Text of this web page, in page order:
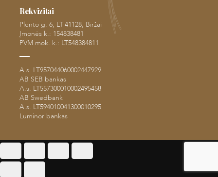
Rekvizitai
Plento g. 6, LT-41128, Biržai
Įmonės k.: 154838481
PVM mok. k.: LT548384811
A.s. LT957044060002447929
AB SEB bankas
A.s. LT557300010002495458
AB Swedbank
A.s. LT594010041300010295
Luminor bankas